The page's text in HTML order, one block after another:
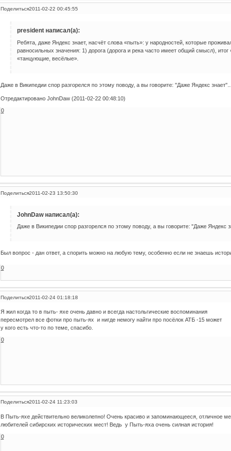
Поделиться2011-02-22 00:45:55
president написал(а):
Ребята, даже Яндекс знает, насчёт слова «пыть»: у народностей, которые
равносильных значения: 1) дорога (дорога и река часто имеет общий смысл),
«танцующие, весёлые».
Даже в Википедии спор разгорелся по этому поводу, а вы говорите: "Даже Яндекс знает"...
Отредактировано JohnDaw (2011-02-22 00:48:10)
0
Поделиться2011-02-23 13:50:30
JohnDaw написал(а):
Даже в Википедии спор разгорелся по этому поводу, а вы говорите: "Даже Яндекс
Был вопрос - дан ответ, а спорить можно на любую тему, особенно если не знаешь
0
Поделиться2011-02-24 01:18:18
Я жил когда то в пыть- яхе очень давно и всегда настольгические воспоминания
пересмотрел все фотки про пыть-ях и нигде немогу найти про посёлок АТБ -15 может
у кого есть что-то по теме, спасибо.
0
Поделиться2011-02-24 11:23:03
В Пыть-яхе действительно великолепно! Очень красиво и запоминающееся, отличное
любителей сибирских исторических мест! Ведь у Пыть-яха очень силная история!
0